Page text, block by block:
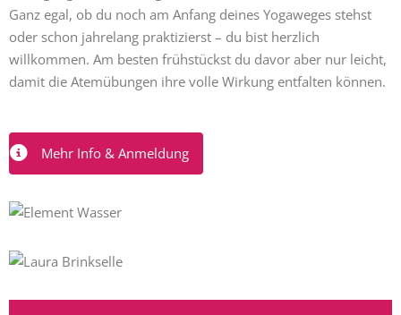
Ganz egal, ob du noch am Anfang deines Yogaweges stehst
oder schon jahrelang praktizierst – du bist herzlich
willkommen. Am besten frühstückst du davor aber nur leicht,
damit die Atemübungen ihre volle Wirkung entfalten können.
Mehr Info & Anmeldung